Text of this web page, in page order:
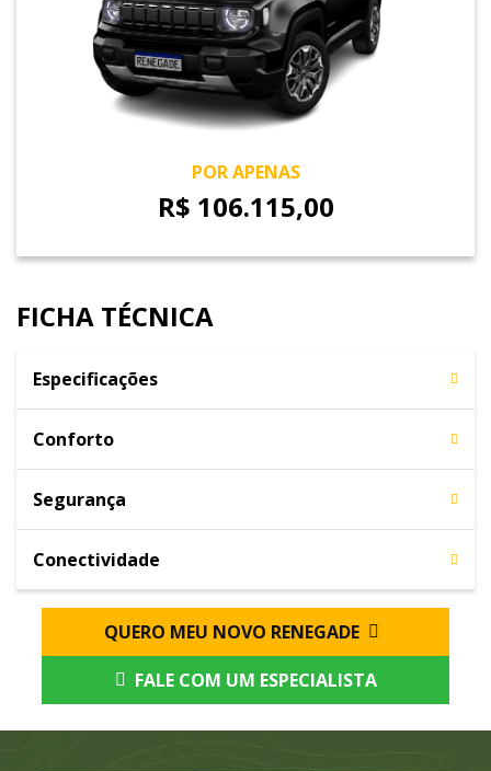
POR APENAS
R$ 106.115,00
FICHA TÉCNICA
Especificações
Conforto
Segurança
Conectividade
QUERO MEU NOVO RENEGADE
FALE COM UM ESPECIALISTA